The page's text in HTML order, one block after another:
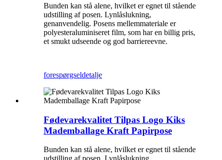
Bunden kan stå alene, hvilket er egnet til stående
udstilling af posen. Lynlåslukning,
genanvendelig. Posens mellemmateriale er
polyesteraluminiseret film, som har en billig pris,
et smukt udseende og god barriereevne.
forespørgseldetalje
Fødevarekvalitet Tilpas Logo Kiks
Mademballage Kraft Papirpose
Bunden kan stå alene, hvilket er egnet til stående